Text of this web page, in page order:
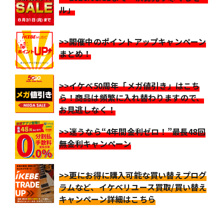
ル」
>>開催中のポイントアップキャンペーン
まとめ！
>>イケベ50周年「メガ値引き」はこち
ら！商品は頻繁に入れ替わりますので、
お見逃しなく！
>>迷うなら“4年間金利ゼロ！”最長48回
無金利キャンペーン
>>更にお得に購入可能な買い替えプログ
ラムなど、イケベリユース買取/買い替え
キャンペーン詳細はこちら